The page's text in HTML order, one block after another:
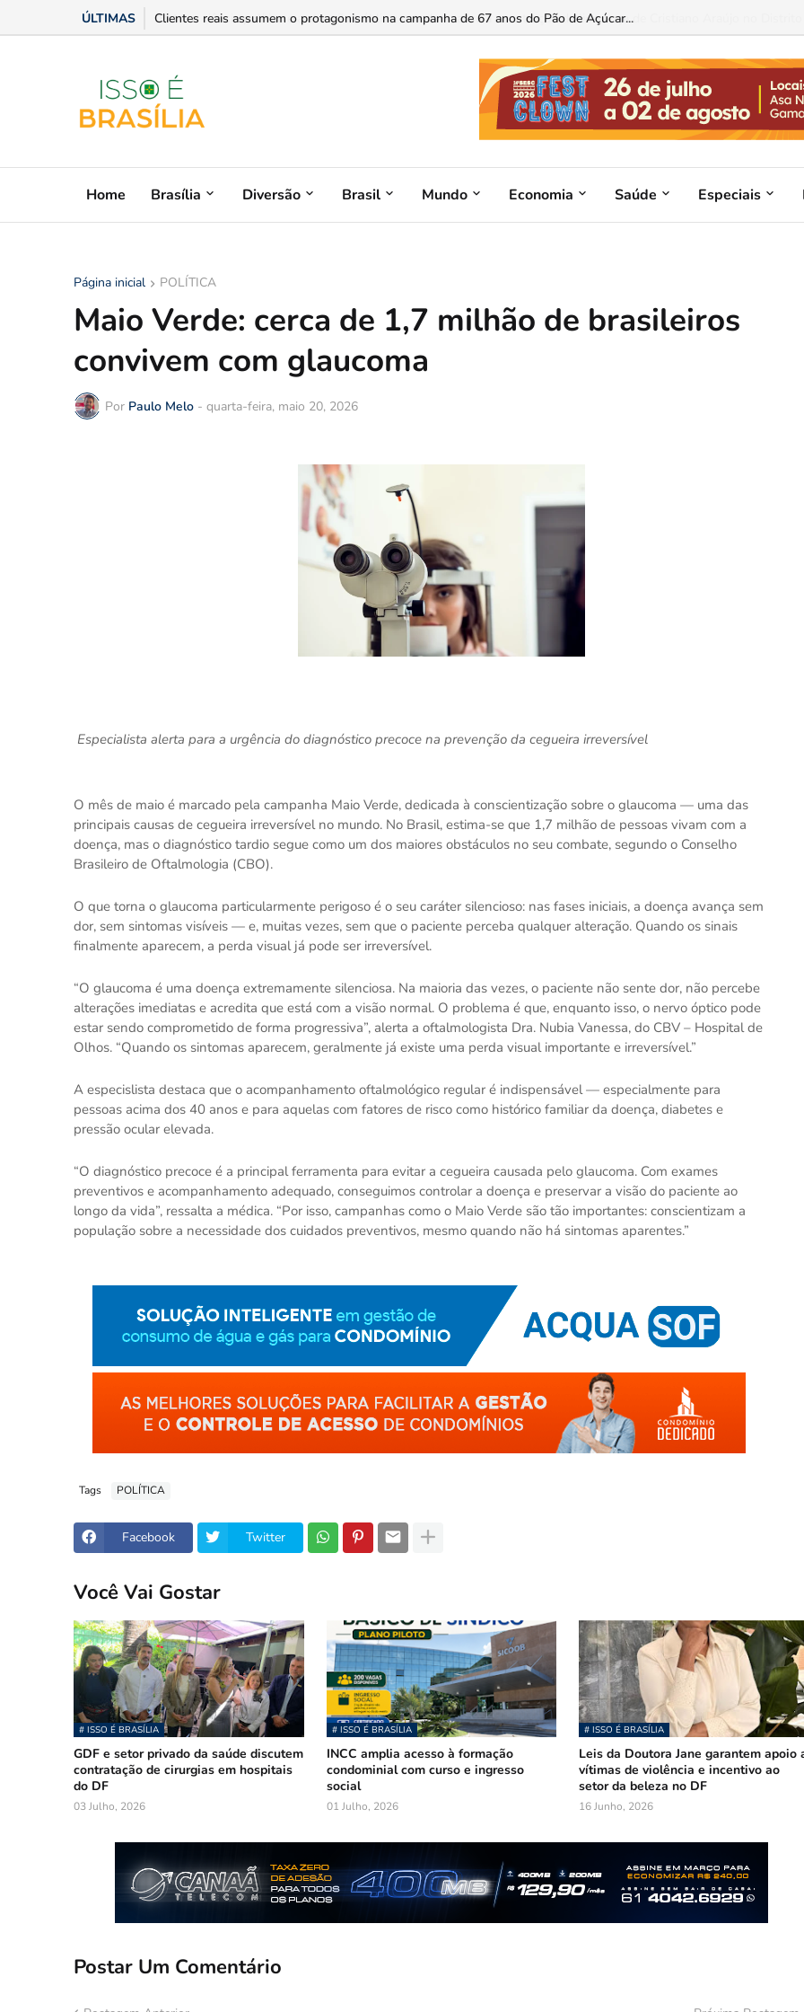
ÚLTIMAS Entre a ciência política e a atuação pública: estudo analisa a construção da liderança de Cristiano Araújo no Distrito
Home Brasília Diversão Brasil Mundo Economia Saúde Especiais
Página inicial POLÍTICA
Maio Verde: cerca de 1,7 milhão de brasileiros
convivem com glaucoma
Por Paulo Melo - quarta-feira, maio 20, 2026
Especialista alerta para a urgência do diagnóstico precoce na prevenção da cegueira irreversível
O mês de maio é marcado pela campanha Maio Verde, dedicada à conscientização sobre o glaucoma — uma das
principais causas de cegueira irreversível no mundo. No Brasil, estima-se que 1,7 milhão de pessoas vivam com a
doença, mas o diagnóstico tardio segue como um dos maiores obstáculos no seu combate, segundo o Conselho
Brasileiro de Oftalmologia (CBO).
O que torna o glaucoma particularmente perigoso é o seu caráter silencioso: nas fases iniciais, a doença avança sem
dor, sem sintomas visíveis — e, muitas vezes, sem que o paciente perceba qualquer alteração. Quando os sinais
finalmente aparecem, a perda visual já pode ser irreversível.
“O glaucoma é uma doença extremamente silenciosa. Na maioria das vezes, o paciente não sente dor, não percebe
alterações imediatas e acredita que está com a visão normal. O problema é que, enquanto isso, o nervo óptico pode
estar sendo comprometido de forma progressiva”, alerta a oftalmologista Dra. Nubia Vanessa, do CBV – Hospital de
Olhos. “Quando os sintomas aparecem, geralmente já existe uma perda visual importante e irreversível.”
A especislista destaca que o acompanhamento oftalmológico regular é indispensável — especialmente para
pessoas acima dos 40 anos e para aquelas com fatores de risco como histórico familiar da doença, diabetes e
pressão ocular elevada.
“O diagnóstico precoce é a principal ferramenta para evitar a cegueira causada pelo glaucoma. Com exames
preventivos e acompanhamento adequado, conseguimos controlar a doença e preservar a visão do paciente ao
longo da vida”, ressalta a médica. “Por isso, campanhas como o Maio Verde são tão importantes: conscientizam a
população sobre a necessidade dos cuidados preventivos, mesmo quando não há sintomas aparentes.”
Tags POLÍTICA
Facebook Twitter
Você Vai Gostar
# ISSO É BRASÍLIA
GDF e setor privado da saúde discutem
contratação de cirurgias em hospitais
do DF
03 Julho, 2026
# ISSO É BRASÍLIA
INCC amplia acesso à formação
condominial com curso e ingresso
social
01 Julho, 2026
# ISSO É BRASÍLIA
Leis da Doutora Jane garantem apoio
vítimas de violência e incentivo ao
setor da beleza no DF
16 Junho, 2026
Postar Um Comentário